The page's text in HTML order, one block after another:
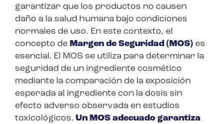
garantizar que los productos no causen
daño a la salud humana bajo condiciones
normales de uso. En este contexto, el
concepto de Margen de Seguridad (MOS) es
esencial. El MOS se utiliza para determinar la
seguridad de un ingrediente cosmético
mediante la comparación de la exposición
esperada al ingrediente con la dosis sin
efecto adverso observada en estudios
toxicológicos. Un MOS adecuado garantiza